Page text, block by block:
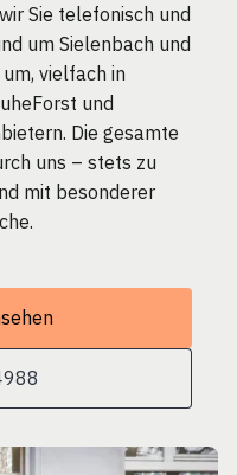
Sie telefonisch und
um Sielenbach und
vielfach in
und
Die gesamte
uns – stets zu
mit besonderer